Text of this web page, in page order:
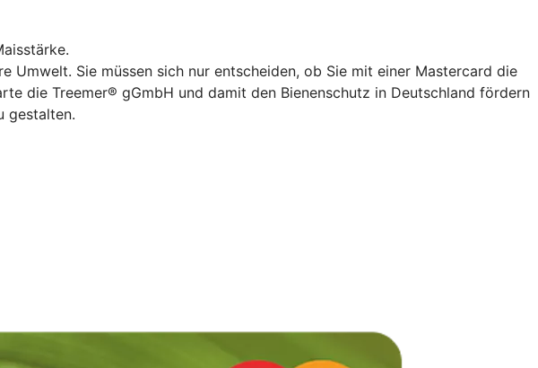
Umwelt. Sie müssen sich nur entscheiden, ob Sie mit einer Mastercard die
die Treemer® gGmbH und damit den Bienenschutz in Deutschland fördern
gestalten.